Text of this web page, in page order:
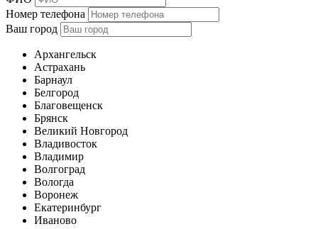
Номер телефона
Ваш город
Архангельск
Астрахань
Барнаул
Белгород
Благовещенск
Брянск
Великий Новгород
Владивосток
Владимир
Волгоград
Вологда
Воронеж
Екатеринбург
Иваново